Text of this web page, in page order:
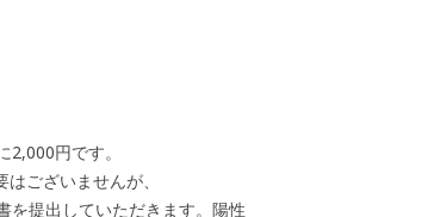
円です。
ございませんが、
を提出していただきます。陽性